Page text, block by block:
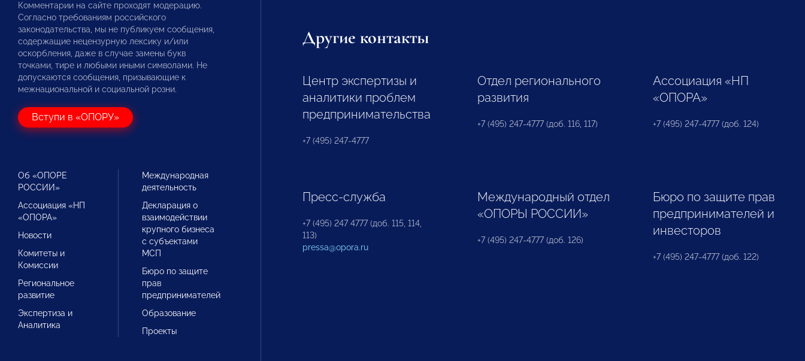
Комментарии на сайте проходят модерацию.
Согласно требованиям российского
законодательства, мы не публикуем сообщения,
содержащие нецензурную лексику и/или
оскорбления, даже в случае замены букв
точками, тире и любыми иными символами. Не
допускаются сообщения, призывающие к
межнациональной и социальной розни.
Вступи в «ОПОРУ»
Об «ОПОРЕ
РОССИИ»
Ассоциация «НП
«ОПОРА»
Новости
Комитеты и
Комиссии
Региональное
развитие
Экспертиза и
Аналитика
Международная
деятельность
Декларация о
взаимодействии
крупного бизнеса
с субъектами
МСП
Бюро по защите
прав
предпринимателей
Образование
Проекты
Другие контакты
Центр экспертизы и
аналитики проблем
предпринимательства
+7 (495) 247-4777
Отдел регионального
развития
+7 (495) 247-4777 (доб. 116, 117)
Ассоциация «НП
«ОПОРА»
+7 (495) 247-4777 (доб. 124)
Пресс-служба
+7 (495) 247 4777 (доб. 115, 114,
113)
pressa@opora.ru
Международный отдел
«ОПОРЫ РОССИИ»
+7 (495) 247-4777 (доб. 126)
Бюро по защите прав
предпринимателей и
инвесторов
+7 (495) 247-4777 (доб. 122)